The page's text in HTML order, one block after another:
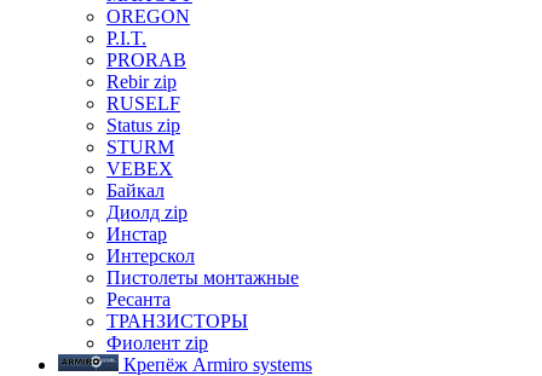
OREGON
P.I.T.
PRORAB
Rebir zip
RUSELF
Status zip
STURM
VEBEX
Байкал
Диолд zip
Инстар
Интерскол
Пистолеты монтажные
Ресанта
ТРАНЗИСТОРЫ
Фиолент zip
Крепёж Armiro systems